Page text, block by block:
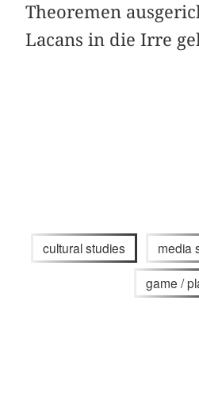
Theoremen
Lacans in die Irre
cultural studies media
game /